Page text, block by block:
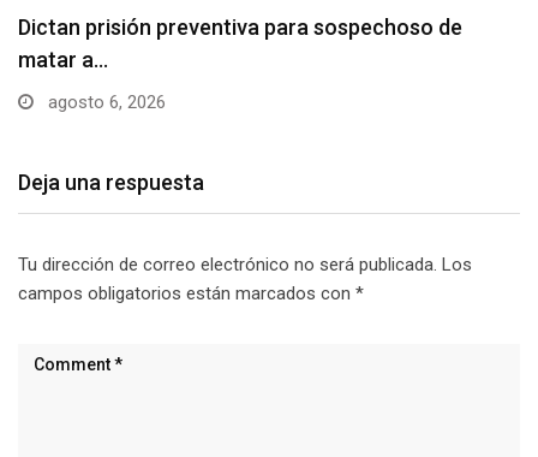
Usuarios madrugan y hacen largas filas para
obtener…
agosto 6, 2026
Deja una respuesta
Tu dirección de correo electrónico no será publicada. Los
campos obligatorios están marcados con *